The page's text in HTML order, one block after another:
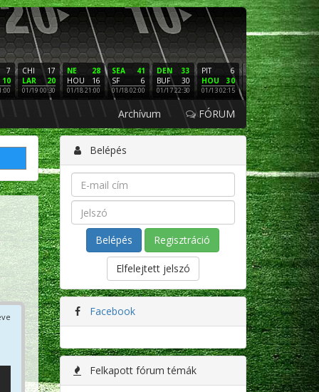
7
10
17
CHI
20
LAR
01/19 00:30
28
NE
16
HOU
01/18 21:00
41
SEA
6
SF
01/18 02:00
33
DEN
30
BUF
01/17 22:30
6
PIT
30
HOU
01/13 02:15
16
NE
3
LAC
01/12 02:00
PHI
SF
01/11
Archívum FÓRUM
Belépés
Regisztráció
Elfelejtett jelszó
Facebook
Felkapott fórum témák